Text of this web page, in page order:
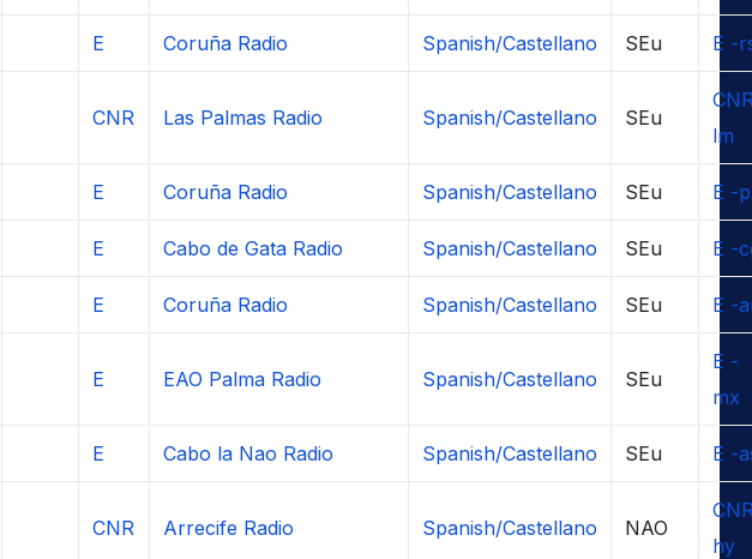
E Coruña Radio Spanish/Castellano SEu E -
CNR Las Palmas Radio Spanish/Castellano SEu
CNR-
lm
E Coruña Radio Spanish/Castellano SEu E -
E Cabo de Gata Radio Spanish/Castellano SEu E -
E Coruña Radio Spanish/Castellano SEu E -
E EAO Palma Radio Spanish/Castellano SEu
E -
mx
E Cabo la Nao Radio Spanish/Castellano SEu E -
CNR Arrecife Radio Spanish/Castellano NAO
hy